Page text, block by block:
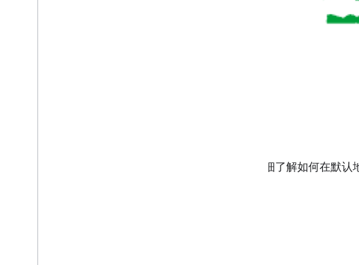
如需详细了解如何在默